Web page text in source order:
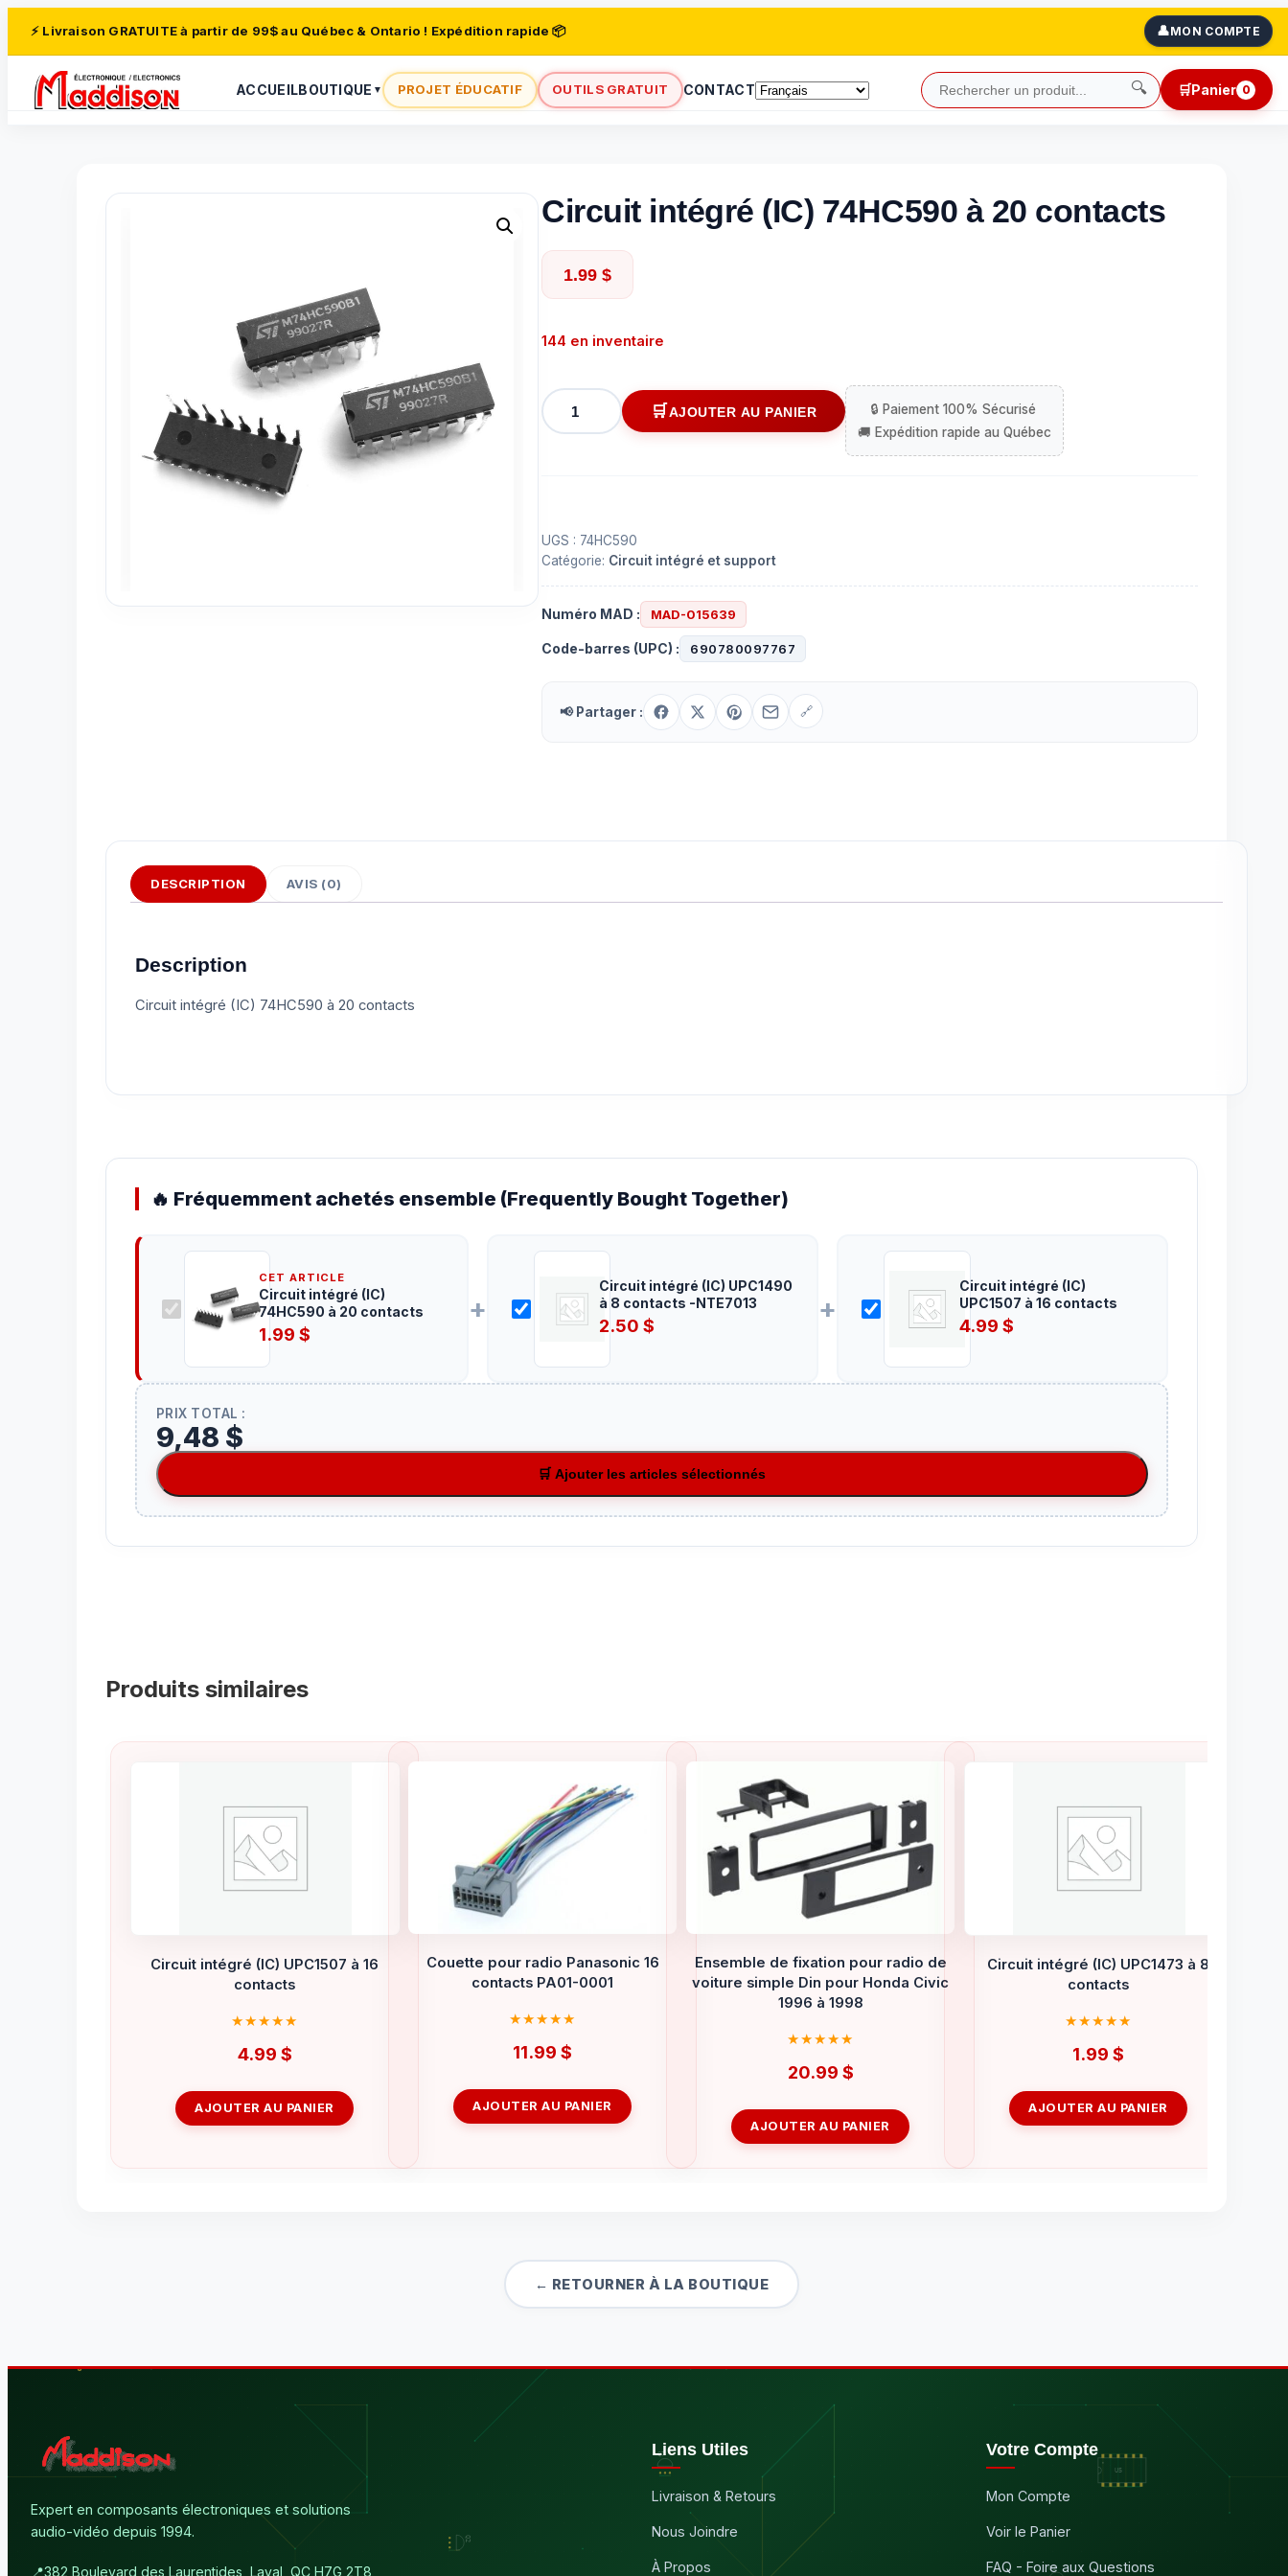
⚡ Livraison GRATUITE à partir de 99$ au Québec & Ontario ! Expédition rapide 📦 👤MON COMPTE
ACCUEILBOUTIQUE ▼ PROJET ÉDUCATIF OUTILS GRATUIT CONTACT 🔍 🛒Panier 0
Circuit intégré (IC) 74HC590 à 20 contacts
1.99 $
144 en inventaire
quantité
de
à
20
contacts
AJOUTER AU PANIER
UGS : 74HC590
Catégorie: Circuit intégré et support
Numéro MAD : MAD-015639
Code-barres (UPC) : 690780097767
📢 Partager : 🔗
DESCRIPTION AVIS (0)
Description
Circuit intégré (IC) 74HC590 à 20 contacts
🔥 Fréquemment achetés ensemble (Frequently Bought Together)
CET ARTICLE
Circuit intégré (IC)
74HC590 à 20 contacts
1.99$
+
Circuit intégré (IC) UPC1490
à 8 contacts -NTE7013
2.50$
+
Circuit intégré (IC)
UPC1507 à 16 contacts
4.99$
PRIX TOTAL :
9,48 $
🛒 Ajouter les articles sélectionnés
Produits similaires
Circuit intégré (IC) UPC1507 à 16
contacts
4.99 $
AJOUTER AU PANIER
Couette pour radio Panasonic 16
contacts PA01-0001
11.99 $
AJOUTER AU PANIER
Ensemble de fixation pour radio de
voiture simple Din pour Honda Civic
1996 à 1998
20.99 $
AJOUTER AU PANIER
Circuit intégré (IC) UPC1473 à 8
contacts
1.99 $
AJOUTER AU PANIER
← RETOURNER À LA BOUTIQUE
Expert en composants électroniques et solutions
audio-vidéo depuis 1994.
📍382 Boulevard des Laurentides, Laval, QC H7G 2T8
Liens Utiles
Livraison & Retours
Nous Joindre
À Propos
Votre Compte
Mon Compte
Voir le Panier
FAQ - Foire aux Questions